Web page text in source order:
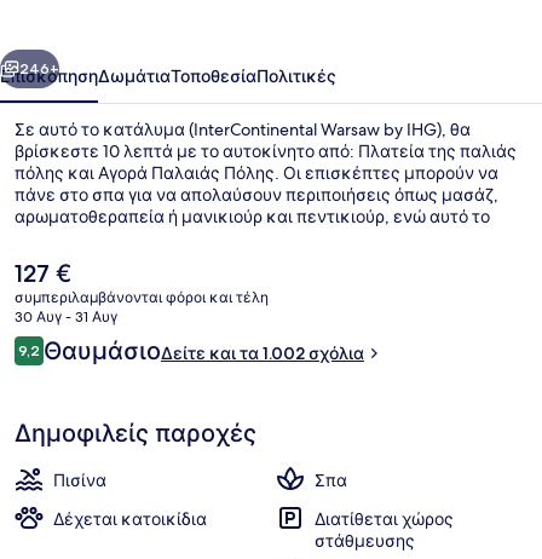
Επόμενο
246+
ΕπισκόπησηΔωμάτιαΤοποθεσίαΠολιτικές
Σε αυτό το κατάλυμα (InterContinental Warsaw by IHG), θα
βρίσκεστε 10 λεπτά με το αυτοκίνητο από: Πλατεία της παλιάς
πόλης και Αγορά Παλαιάς Πόλης. Οι επισκέπτες μπορούν να
πάνε στο σπα για να απολαύσουν περιποιήσεις όπως μασάζ,
αρωματοθεραπεία ή μανικιούρ και πεντικιούρ, ενώ αυτό το
λειτουργούν, σερβίρει διεθνής κουζίνα και είναι ανοικτό για
πρωινό, μεσημεριανό και βραδινό. Άλλες παροχές σε αυτό το
ξενοδοχείο (πολυτελείας) περιλαμβάνουν εσωτερική πισίνα,
μπαρ/lounge και γυμναστήριο που είναι ανοιχτό όλο το 24ωρο.
Άλλοι ταξιδιώτες λατρεύουν το εξυπηρετικό προσωπικό. Το
κατάλυμα βρίσκεται σε πολύ κοντινή απόσταση με τα πόδια
σημείο επιβίβασης Σταθμός Rondo ONZ βρίσκεται σε απόσταση
Η
τρέχουσα
τιμή
είναι
127 €
127 €
συμπεριλαμβάνονται φόροι και τέλη
30 Αυγ - 31 Αυγ
Σχόλια
9,29,2 στα 10
ΘαυμάσιοΔείτε και τα 1.002 σχόλια
Δημοφιλείς παροχές
Πισίνα
Σπα
Δέχεται κατοικίδια
Διατίθεται χώρος
στάθμευσης